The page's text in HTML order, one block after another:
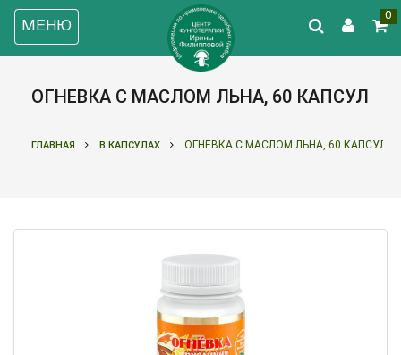
МЕНЮ
0
ОГНЕВКА С МАСЛОМ ЛЬНА, 60 КАПСУЛ
ГЛАВНАЯ В КАПСУЛАХ ОГНЕВКА С МАСЛОМ ЛЬНА, 60 КАПСУЛ